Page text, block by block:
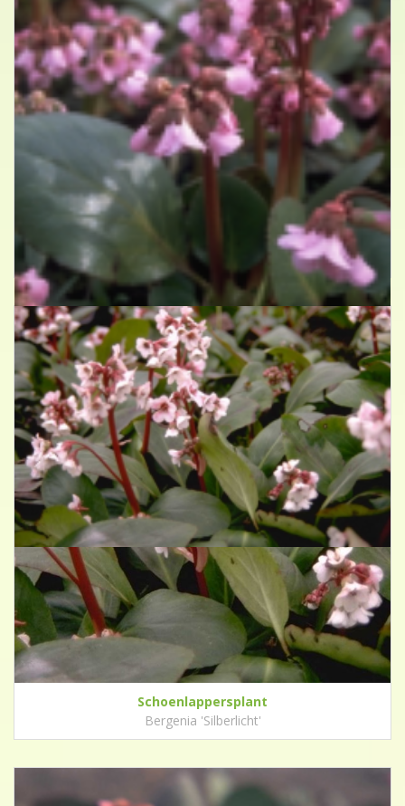
Bergenia 'Rosi Klose'
Schoenlappersplant
Bergenia 'Silberlicht'